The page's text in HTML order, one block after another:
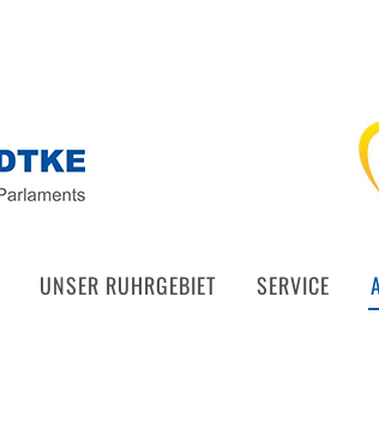
UNSER RUHRGEBIET SERVICE